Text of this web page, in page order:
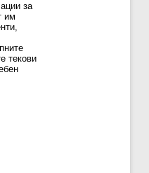
за
им
текови